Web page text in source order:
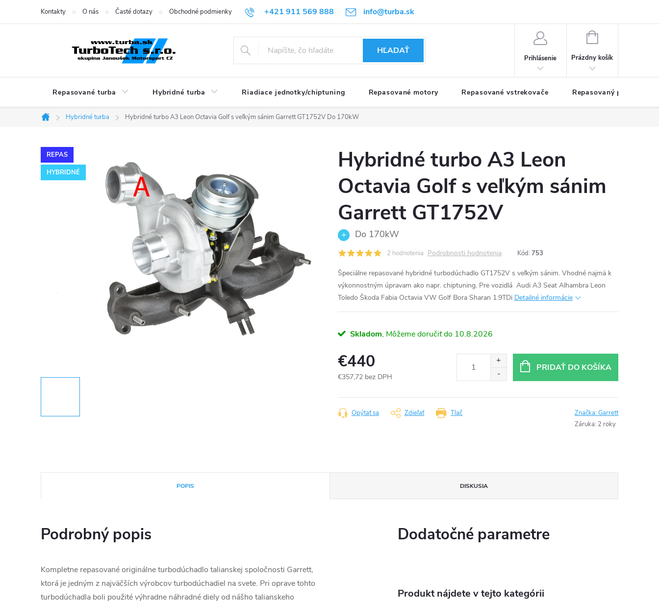
+421 911 569 888 info@turba.sk
Kontakty O nás Časté dotazy Obchodné podmienky GDPR
HĽADAŤ
Prihlásenie
NÁKUPNÝ
Prázdny košík
Repasované turba Hybridné turba Riadiace jednotky/chiptuning Repasované motory Repasované vstrekovače Repasovaný pohon TDM
Domov
Hybridné turba Hybridné turbo A3 Leon Octavia Golf s veľkým sánim Garrett GT1752V Do 170kW
REPAS
HYBRIDNÉ
Hybridné turbo A3 Leon
Octavia Golf s veľkým sánim
Garrett GT1752V
Do 170kW
2 hodnotenia Podrobnosti hodnotenia Kód: 753
Špeciálne repasované hybridné turbodúchadlo GT1752V s veľkým sánim. Vhodné najmä k
výkonnostným úpravam ako napr. chiptuning. Pre vozidlá Audi A3 Seat Alhambra Leon
Toledo Škoda Fabia Octavia VW Golf Bora Sharan 1.9TDi Detailné informácie
Skladom 10.8.2026
€440
€357,72 bez DPH
cena:
PRIDAŤ DO KOŠÍKA
Tlač
Opýtať sa Zdieľať Značka:Garrett
Záruka: 2 roky
POPIS DISKUSIA
Podrobný popis
Kompletne repasované originálne turbodúchadlo talianskej spoločnosti Garrett,
ktorá je jedným z najväčších výrobcov turbodúchadiel na svete. Pri oprave tohto
turbodúchadla boli použité výhradne náhradné diely od nášho talianskeho
Dodatočné parametre
Produkt nájdete v tejto kategórii